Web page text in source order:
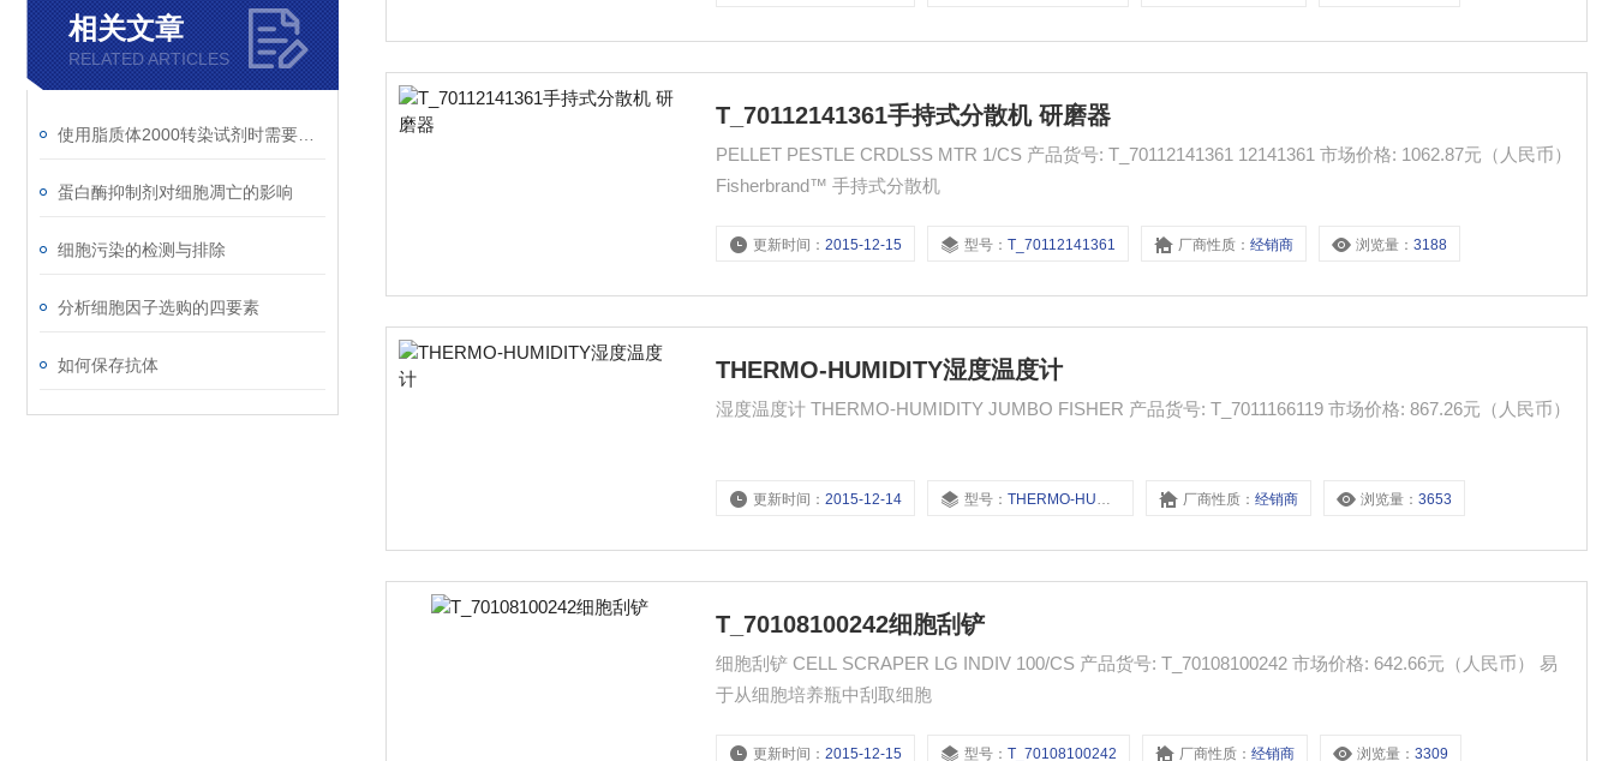
相关文章
RELATED ARTICLES
蛋白酶抑制剂对细胞凋亡的影响
细胞污染的检测与排除
分析细胞因子选购的四要素
如何保存抗体
T_70112141361手持式分散机 研磨器
PELLET PESTLE CRDLSS MTR 1/CS 产品货号: T_70112141361 12141361 市场价格: 1062.87元（人民币）
Fisherbrand™ 手持式分散机
更新时间：2015-12-15 型号：T_70112141361 厂商性质：经销商 浏览量：3188
THERMO-HUMIDITY湿度温度计
湿度温度计 THERMO-HUMIDITY JUMBO FISHER 产品货号: T_7011166119 市场价格: 867.26元（人民币）
更新时间：2015-12-14 型号：THERMO-HUMIDITY 厂商性质：经销商 浏览量：3653
T_70108100242细胞刮铲
细胞刮铲 CELL SCRAPER LG INDIV 100/CS 产品货号: T_70108100242 市场价格: 642.66元（人民币） 易
于从细胞培养瓶中刮取细胞
更新时间：2015-12-15 型号：T_70108100242 厂商性质：经销商 浏览量：3309